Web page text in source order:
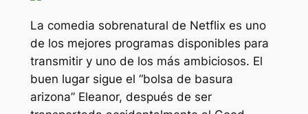
La comedia sobrenatural de Netflix es uno
de los mejores programas disponibles para
transmitir y uno de los más ambiciosos. El
buen lugarsigue el “bolsa de basura
arizona” Eleanor, después de ser